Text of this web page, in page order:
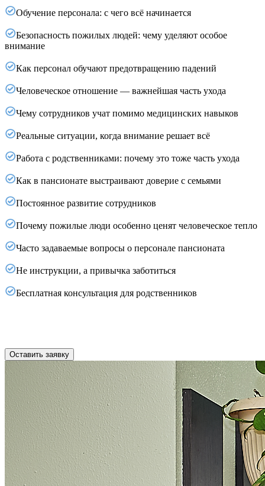
Обучение персонала: с чего всё начинается
Безопасность пожилых людей: чему уделяют особое
внимание
Как персонал обучают предотвращению падений
Человеческое отношение — важнейшая часть ухода
Чему сотрудников учат помимо медицинских навыков
Реальные ситуации, когда внимание решает всё
Работа с родственниками: почему это тоже часть ухода
Как в пансионате выстраивают доверие с семьями
Постоянное развитие сотрудников
Почему пожилые люди особенно ценят человеческое тепло
Часто задаваемые вопросы о персонале пансионата
Не инструкции, а привычка заботиться
Бесплатная консультация для родственников
Оставить заявку